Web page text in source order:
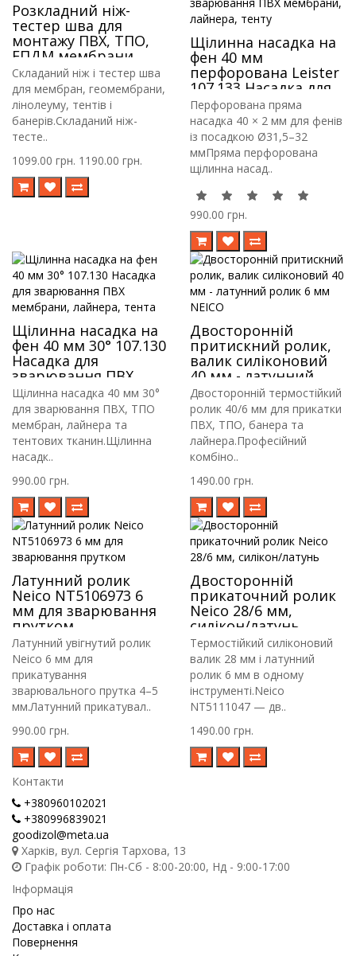
Розкладний ніж-
тестер шва для
монтажу ПВХ, ТПО,
ЕПДМ мембрани
GOODIZOL
Складаний ніж і тестер шва
для мембран, геомембрани,
лінолеуму, тентів і
банерів.Складаний ніж-
тесте..
1099.00 грн. 1190.00 грн.
Щілинна насадка на
фен 40 мм
перфорована Leister
107.133 Насадка для
зварювання ПВХ
мембрани, лайнера,
тенту
Перфорована пряма
насадка 40 × 2 мм для фенів
із посадкою Ø31,5–32
ммПряма перфорована
щілинна насад..
990.00 грн.
Щілинна насадка на
фен 40 мм 30° 107.130
Насадка для
зварювання ПВХ
мембрани, лайнера,
тента
Щілинна насадка 40 мм 30°
для зварювання ПВХ, ТПО
мембран, лайнера та
тентових тканин.Щілинна
насадк..
990.00 грн.
Двосторонній
притискний ролик,
валик силіконовий
40 мм - латунний
ролик 6 мм NEICO
Двосторонній термостійкий
ролик 40/6 мм для прикатки
ПВХ, ТПО, банера та
лайнера.Професійний
комбіно..
1490.00 грн.
Латунний ролик
Neico NT5106973 6
мм для зварювання
прутком
Латунний увігнутий ролик
Neico 6 мм для
прикатування
зварювального прутка 4–5
мм.Латунний прикатувал..
990.00 грн.
Двосторонній
прикаточний ролик
Neico 28/6 мм,
силікон/латунь
Термостійкий силіконовий
валик 28 мм і латунний
ролик 6 мм в одному
інструменті.Neico
NT5111047 — дв..
1490.00 грн.
Контакти
+380960102021
+380996839021
goodizol@meta.ua
Харків, вул. Сергія Тархова, 13
Графік роботи: Пн-Сб - 8:00-20:00, Нд - 9:00-17:00
Інформація
Про нас
Доставка і оплата
Повернення